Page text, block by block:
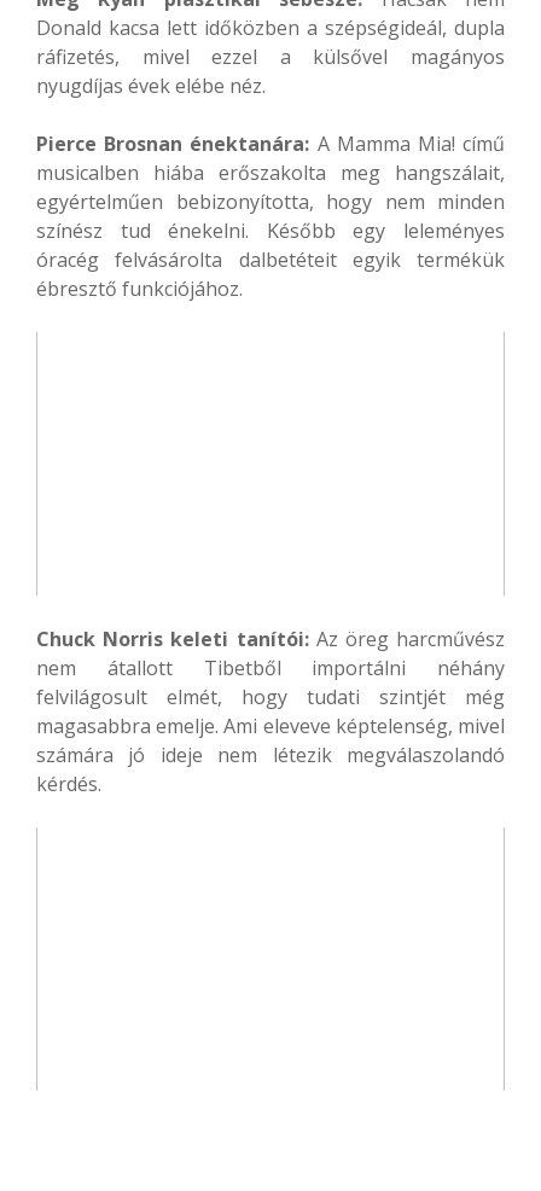
Donald kacsa lett időközben a szépségideál, dupla
ráfizetés, mivel ezzel a külsővel magányos
nyugdíjas évek elébe néz.
Pierce Brosnan énektanára: A Mamma Mia! című
musicalben hiába erőszakolta meg hangszálait,
egyértelműen bebizonyította, hogy nem minden
színész tud énekelni. Később egy leleményes
óracég felvásárolta dalbetéteit egyik termékük
ébresztő funkciójához.
Chuck Norris keleti tanítói:Az öreg harcművész
nem átallott Tibetből importálni néhány
felvilágosult elmét, hogy tudati szintjét még
magasabbra emelje. Ami eleveve képtelenség, mivel
számára jó ideje nem létezik megválaszolandó
kérdés.